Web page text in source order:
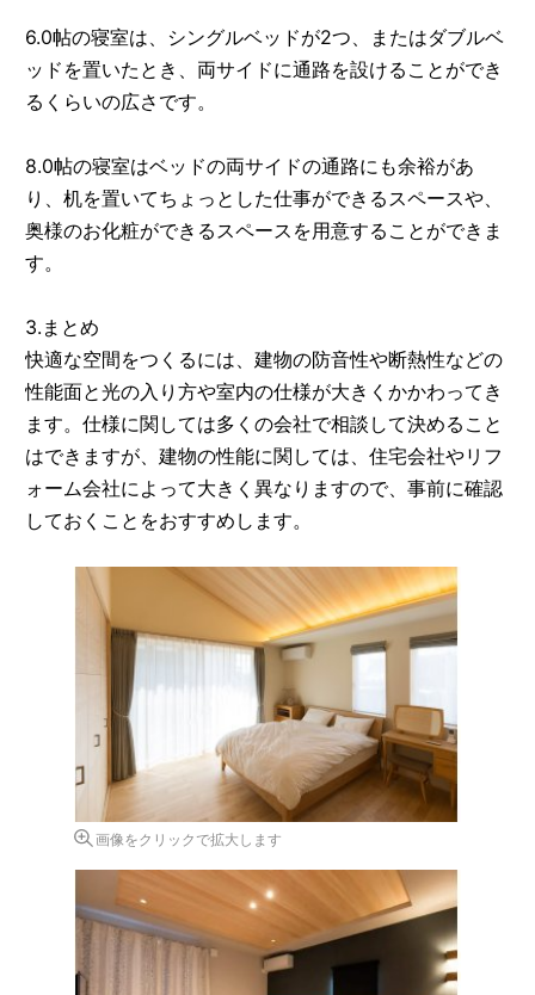
6.0帖の寝室は、シングルベッドが2つ、またはダブルベ
ッドを置いたとき、両サイドに通路を設けることができ
るくらいの広さです。
8.0帖の寝室はベッドの両サイドの通路にも余裕があ
り、机を置いてちょっとした仕事ができるスペースや、
奥様のお化粧ができるスペースを用意することができま
す。
3.まとめ
快適な空間をつくるには、建物の防音性や断熱性などの
性能面と光の入り方や室内の仕様が大きくかかわってき
ます。仕様に関しては多くの会社で相談して決めること
はできますが、建物の性能に関しては、住宅会社やリフ
ォーム会社によって大きく異なりますので、事前に確認
しておくことをおすすめします。
画像をクリックで拡大します